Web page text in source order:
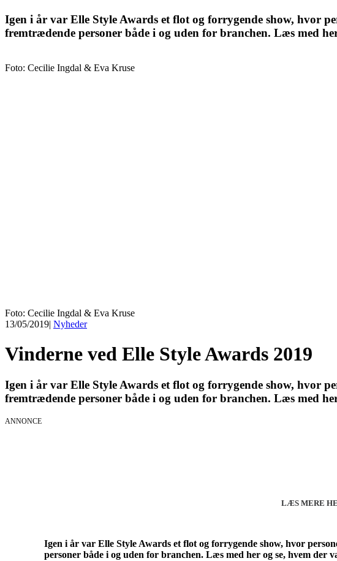
Igen i år var Elle Style Awards et flot og forrygende show, hvor
fremtrædende personer både i og uden for branchen. Læs med
Foto: Cecilie Ingdal & Eva Kruse
Foto: Cecilie Ingdal & Eva Kruse
13/05/2019| Nyheder
Vinderne ved Elle Style Awards 2019
Igen i år var Elle Style Awards et flot og forrygende show, hvor
fremtrædende personer både i og uden for branchen. Læs med
ANNONCE
LÆS MERE
Igen i år var Elle Style Awards et flot og forrygende show, hvor
personer både i og uden for branchen. Læs med her og se, hvem der